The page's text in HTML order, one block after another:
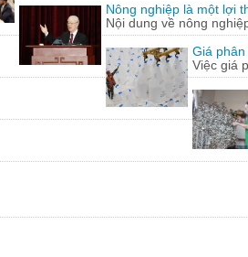
Nông nghiệp là một lợi
Nội dung về nông
Giá
Việc giá